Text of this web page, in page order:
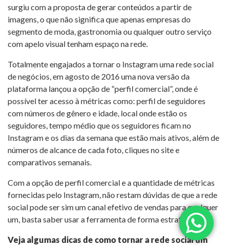
surgiu com a proposta de gerar conteúdos a partir de
imagens, o que não significa que apenas empresas do
segmento de moda, gastronomia ou qualquer outro serviço
com apelo visual tenham espaço na rede.
Totalmente engajados a tornar o Instagram uma rede social
de negócios, em agosto de 2016 uma nova versão da
plataforma lançou a opção de “perfil comercial”, onde é
possível ter acesso à métricas como: perfil de seguidores
com números de gênero e idade, local onde estão os
seguidores, tempo médio que os seguidores ficam no
Instagram e os dias da semana que estão mais ativos, além de
números de alcance de cada foto, cliques no site e
comparativos semanais.
Com a opção de perfil comercial e a quantidade de métricas
fornecidas pelo Instagram, não restam dúvidas de que a rede
social pode ser sim um canal efetivo de vendas para qualquer
um, basta saber usar a ferramenta de forma estratégica.
Veja algumas dicas de como tornar a rede social um